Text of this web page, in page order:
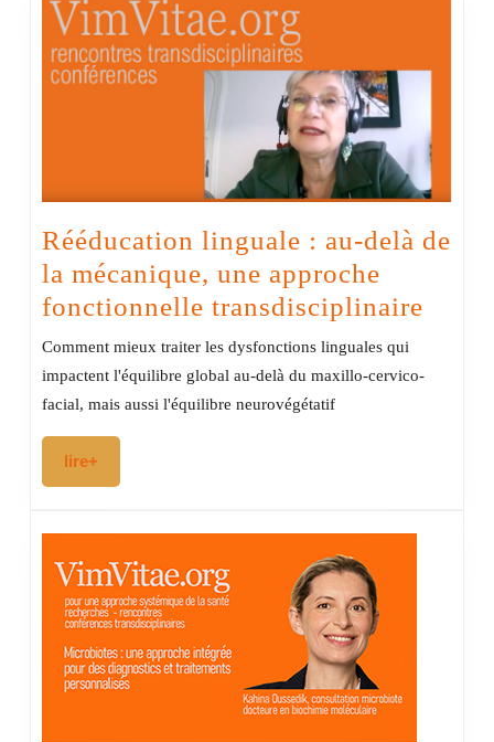
Rééducation linguale : au-delà de
la mécanique, une approche
fonctionnelle transdisciplinaire
:
Comment mieux traiter les dysfonctions linguales qui
impactent l'équilibre global au-delà du maxillo-cervico-
facial, mais aussi l'équilibre neurovégétatif
lire+